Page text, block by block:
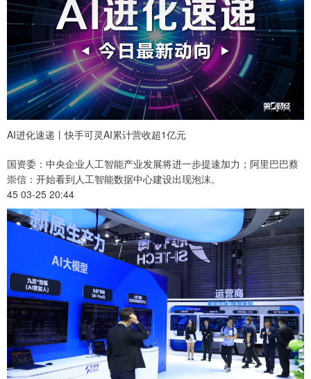
AI进化速递丨快手可灵AI累计营收超1亿元
国资委：中央企业人工智能产业发展将进一步提速加力；阿里巴巴蔡
崇信：开始看到人工智能数据中心建设出现泡沫。
45 03-25 20:44